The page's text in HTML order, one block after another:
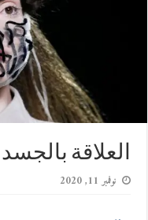
العلاقة
نوفمبر 11, 2020